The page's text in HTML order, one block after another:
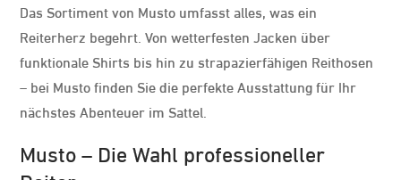
Das Sortiment von Musto umfasst alles, was ein
Reiterherz begehrt. Von wetterfesten Jacken über
funktionale Shirts bis hin zu strapazierfähigen Reithosen
– bei Musto finden Sie die perfekte Ausstattung für Ihr
nächstes Abenteuer im Sattel.
Musto – Die Wahl professioneller